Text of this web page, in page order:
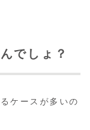
でしょ？
ケースが多いの